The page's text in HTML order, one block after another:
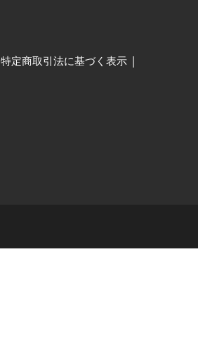
特定商取引法に基づく表示